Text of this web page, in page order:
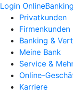
Login OnlineBanking
Privatkunden
Firmenkunden
Banking &
Meine Bank
Service &
Online-
Karriere